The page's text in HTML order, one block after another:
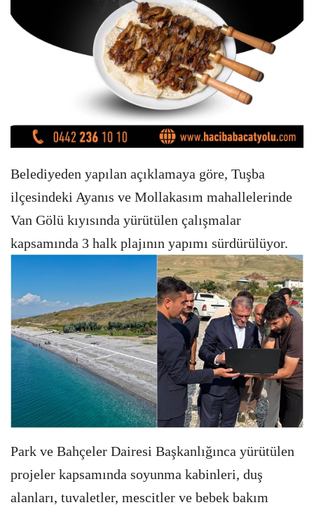
Belediyeden yapılan açıklamaya göre, Tuşba
ilçesindeki Ayanıs ve Mollakasım mahallelerinde
Van Gölü kıyısında yürütülen çalışmalar
kapsamında 3 halk plajının yapımı sürdürülüyor.
Park ve Bahçeler Dairesi Başkanlığınca yürütülen
projeler kapsamında soyunma kabinleri, duş
alanları, tuvaletler, mescitler ve bebek bakım